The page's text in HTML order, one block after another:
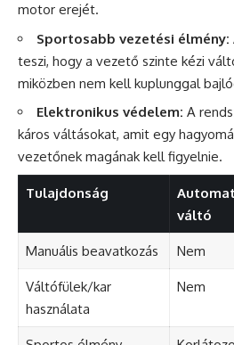
motor erejét.
Sportosabb vezetési élmény:
teszi, hogy a vezető szinte kézi
miközben nem kell kuplunggal
Elektronikus védelem: A
káros váltásokat, amit egy
vezetőnek magának kell figyelnie.
Tulajdonság
váltó
Manuális beavatkozás Nem
Váltófülek/kar
használata
Nem